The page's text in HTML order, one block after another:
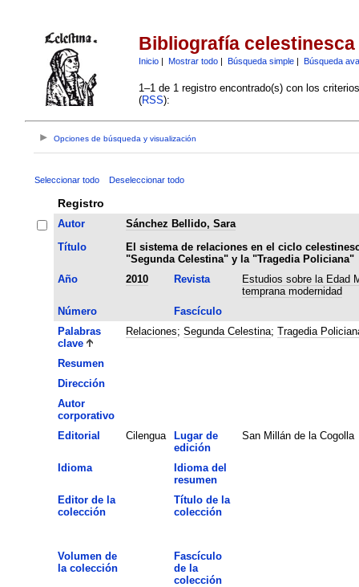
Bibliografía celestinesca
Inicio| Mostrar todo| Búsqueda simple| Búsqueda
1–1 de 1 registro encontrado(s) con los
(RSS):
Opciones de búsqueda y visualización
Seleccionar todo Deseleccionar todo
Registro
Autor
Sánchez Bellido, Sara
Título
El sistema de relaciones en el ciclo
"Segunda Celestina" y la "Tragedia Policiana"
Año
2010 Revista
Estudios sobre la Edad
temprana modernidad
Número
Fascículo
Palabras
clave
Relaciones; Segunda Celestina; Tragedia
Resumen
Dirección
Autor
corporativo
Editorial
Cilengua
Lugar de
edición
San Millán de la Cogolla
Idioma
Idioma del
resumen
Editor de la
colección
Título de la
colección
Volumen de
la colección
Fascículo
de la
colección